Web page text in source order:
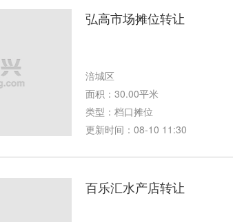
弘高市场摊位转让
涪城区
面积：30.00平米
类型：档口摊位
更新时间：08-10 11:30
百乐汇水产店转让